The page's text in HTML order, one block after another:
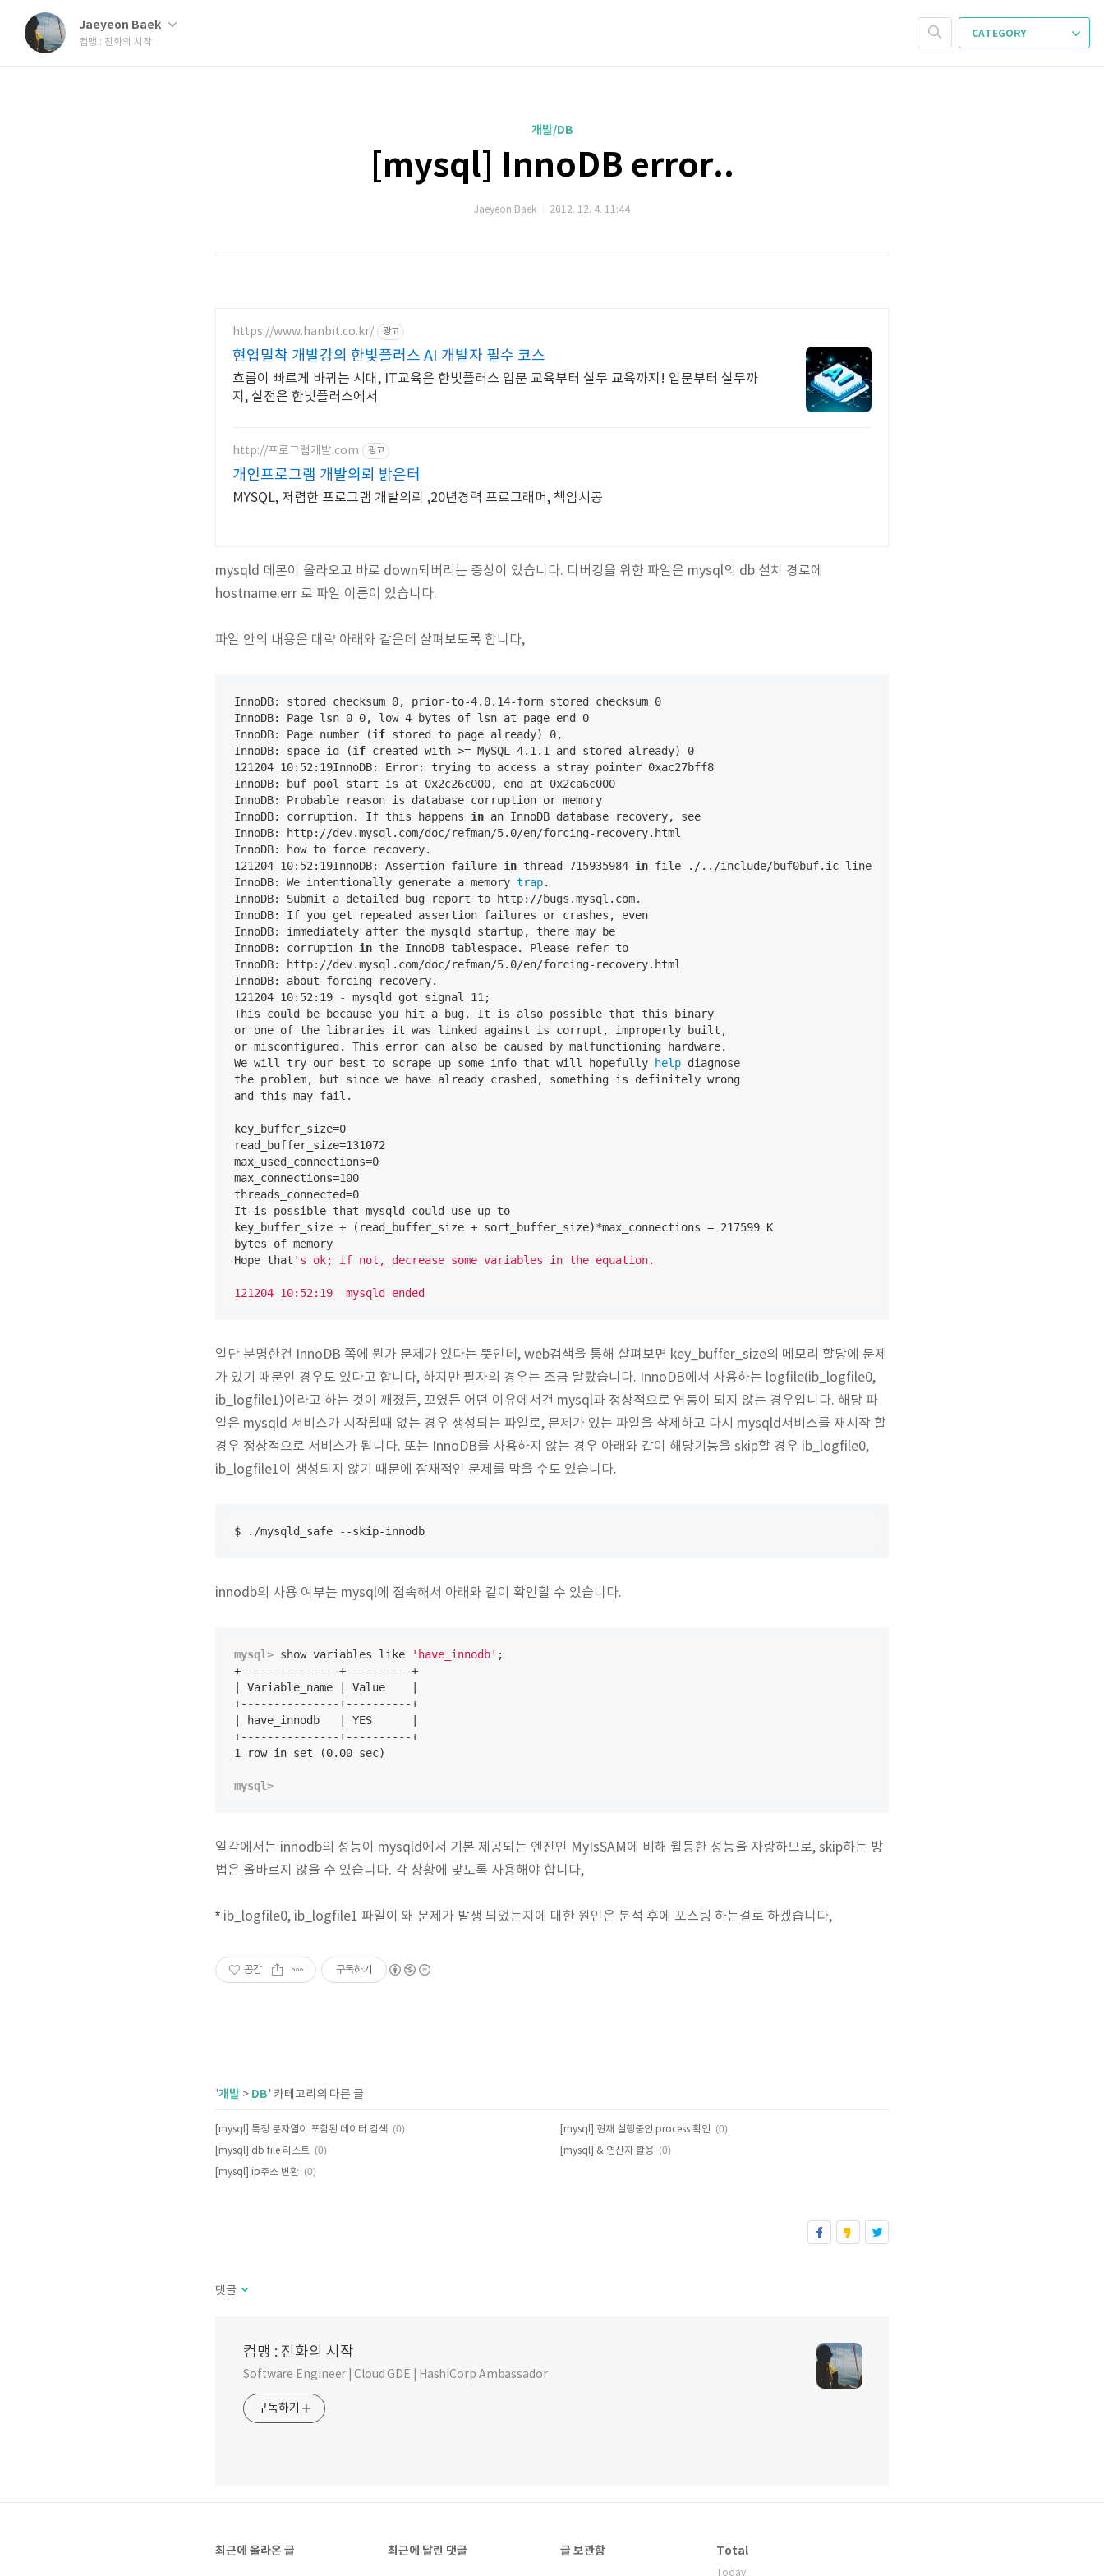
Jaeyeon Baek
컴맹 : 진화의 시작
CATEGORY
개발/DB
[mysql] InnoDB error..
Jaeyeon Baek 2012. 12. 4. 11:44
https://www.hanbit.co.kr/ 광고
현업밀착 개발강의 한빛플러스 AI 개발자 필수 코스
흐름이 빠르게 바뀌는 시대, IT교육은 한빛플러스 입문 교육부터 실무 교육까지! 입문부터 실무까
지, 실전은 한빛플러스에서
http://프로그램개발.com 광고
개인프로그램 개발의뢰 밝은터
MYSQL, 저렴한 프로그램 개발의뢰 ,20년경력 프로그래머, 책임시공
mysqld 데몬이 올라오고 바로 down되버리는 증상이 있습니다. 디버깅을 위한 파일은 mysql의 db 설치 경로에
hostname.err 로 파일 이름이 있습니다.
파일 안의 내용은 대략 아래와 같은데 살펴보도록 합니다,
InnoDB: stored checksum 0, prior-to-4.0.14-form stored checksum 0
InnoDB: Page lsn 0 0, low 4 bytes of lsn at page end 0
InnoDB: Page number (if stored to page already) 0,
InnoDB: space id (if created with >= MySQL-4.1.1 and stored already) 0
121204 10:52:19InnoDB: Error: trying to access a stray pointer 0xac27bff8
InnoDB: buf pool start is at 0x2c26c000, end at 0x2ca6c000
InnoDB: Probable reason is database corruption or memory
InnoDB: corruption. If this happens in an InnoDB database recovery, see
InnoDB: http://dev.mysql.com/doc/refman/5.0/en/forcing-recovery.html
InnoDB: how to force recovery.
121204 10:52:19InnoDB: Assertion failure in thread 715935984 in file ./../include/buf0buf.ic line 268
InnoDB: We intentionally generate a memory trap.
InnoDB: Submit a detailed bug report to http://bugs.mysql.com.
InnoDB: If you get repeated assertion failures or crashes, even
InnoDB: immediately after the mysqld startup, there may be
InnoDB: corruption in the InnoDB tablespace. Please refer to
InnoDB: http://dev.mysql.com/doc/refman/5.0/en/forcing-recovery.html
InnoDB: about forcing recovery.
121204 10:52:19 - mysqld got signal 11;
This could be because you hit a bug. It is also possible that this binary
or one of the libraries it was linked against is corrupt, improperly built,
or misconfigured. This error can also be caused by malfunctioning hardware.
We will try our best to scrape up some info that will hopefully
help diagnose
the problem, but since we have already crashed, something is definitely wrong
and this may fail.
key_buffer_size=0
read_buffer_size=131072
max_used_connections=0
max_connections=100
threads_connected=0
It is possible that mysqld could use up to
key_buffer_size + (read_buffer_size + sort_buffer_size)*max_connections = 217599 K
bytes of memory
Hope that 's ok; if not, decrease some variables in the equation.
121204 10:52:19  mysqld ended
일단 분명한건 InnoDB 쪽에 뭔가 문제가 있다는 뜻인데, web검색을 통해 살펴보면 key_buffer_size의 메모리 할당에 문제
가 있기 때문인 경우도 있다고 합니다, 하지만 필자의 경우는 조금 달랐습니다. InnoDB에서 사용하는 logfile(ib_logfile0,
ib_logfile1)이라고 하는 것이 깨졌든, 꼬였든 어떤 이유에서건 mysql과 정상적으로 연동이 되지 않는 경우입니다. 해당 파
일은 mysqld 서비스가 시작될때 없는 경우 생성되는 파일로, 문제가 있는 파일을 삭제하고 다시 mysqld서비스를 재시작 할
경우 정상적으로 서비스가 됩니다. 또는 InnoDB를 사용하지 않는 경우 아래와 같이 해당기능을 skip할 경우 ib_logfile0,
ib_logfile1이 생성되지 않기 때문에 잠재적인 문제를 막을 수도 있습니다.
$ ./mysqld_safe --skip-innodb
innodb의 사용 여부는 mysql에 접속해서 아래와 같이 확인할 수 있습니다.
mysql> show variables like 'have_innodb' ;
+---------------+----------+
| Variable_name | Value    |
+---------------+----------+
| have_innodb   | YES      |
+---------------+----------+
mysql>
일각에서는 innodb의 성능이 mysqld에서 기본 제공되는 엔진인 MyIsSAM에 비해 월등한 성능을 자랑하므로, skip하는 방
법은 올바르지 않을 수 있습니다. 각 상황에 맞도록 사용해야 합니다,
* ib_logfile0, ib_logfile1 파일이 왜 문제가 발생 되었는지에 대한 원인은 분석 후에 포스팅 하는걸로 하겠습니다,
공감 구독하기
'개발 > DB' 카테고리의 다른 글
[mysql] 특정 문자열이 포함된 데이터 검색 (0) [mysql] 현재 실행중인 process 확인 (0)
[mysql] db file 리스트 (0) [mysql] & 연산자 활용 (0)
[mysql] ip주소 변환 (0)
댓글
컴맹 : 진화의 시작
Software Engineer | Cloud GDE | HashiCorp Ambassador
구독하기
최근에 올라온 글 최근에 달린 댓글 글 보관함 Total
Today